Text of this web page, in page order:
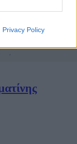
Privacy Policy